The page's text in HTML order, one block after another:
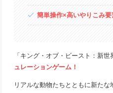
簡単操作×高いやりこみ要
「キング・オブ・ビースト：新
ュレーションゲーム！
リアルな動物たちとともに新たな